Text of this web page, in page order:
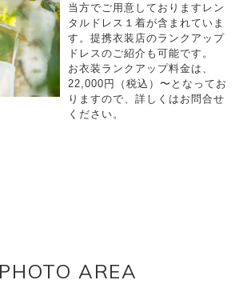
当方でご用意しておりますレン
タルドレス１着が含まれていま
す。提携衣装店のランクアップ
ドレスのご紹介も可能です。
お衣装ランクアップ料金は、
22,000円（税込）〜となってお
りますので、詳しくはお問合せ
ください。
PHOTO AREA